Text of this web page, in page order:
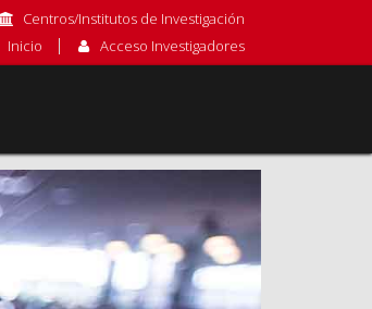
Centros/Institutos de Investigación
Inicio
Acceso Investigadores